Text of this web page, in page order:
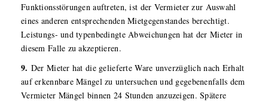
Funktionsstörungen auftreten, ist der Vermieter zur Auswahl
eines anderen entsprechenden Mietgegenstandes berechtigt.
Leistungs- und typenbedingte Abweichungen hat der Mieter in
diesem Falle zu akzeptieren.
9. Der Mieter hat die gelieferte Ware unverzüglich nach Erhalt
auf erkennbare Mängel zu untersuchen und gegebenenfalls dem
Vermieter Mängel binnen 24 Stunden anzuzeigen. Spätere